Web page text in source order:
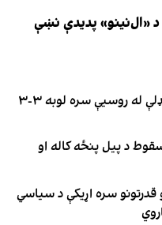
«ال‌نینو» پدیدې نښې
د افغانستان فوټسال ملي لوبډلې له روسیې سره لوبه ۳-۳
د سقوط د پیل پنځه کاله او
سره اړیکې د سیاسي